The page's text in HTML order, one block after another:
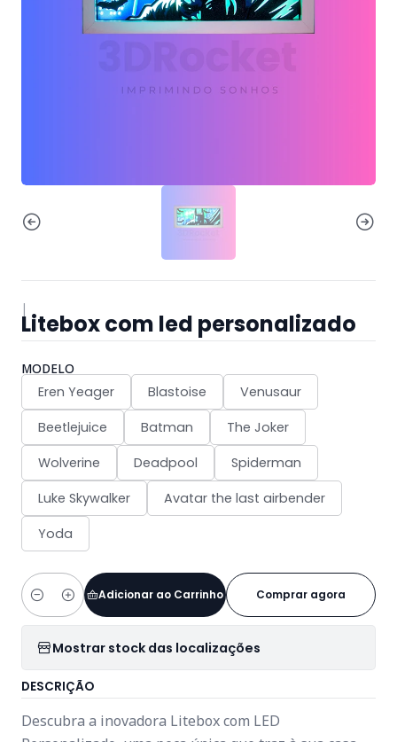
|
Litebox com led personalizado
MODELO
Eren Yeager Blastoise
Venusaur
Beetlejuice
Batman
The Joker
Wolverine
Deadpool
Spiderman
Luke Skywalker
Avatar the last airbender
Yoda
Quantidade
Adicionar ao Carrinho Comprar agora
Mostrar stock das localizações
DESCRIÇÃO
Descubra a inovadora Litebox com LED